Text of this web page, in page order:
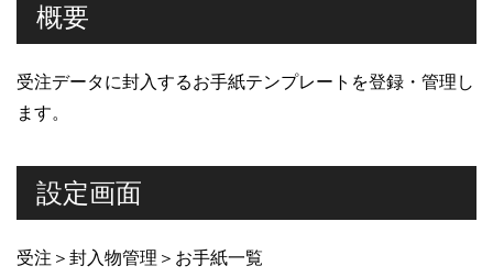
概要
受注データに封入するお手紙テンプレートを登録・管理し
ます。
設定画面
受注＞封入物管理＞お手紙一覧